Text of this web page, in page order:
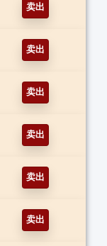
卖出
卖出
卖出
卖出
卖出
卖出